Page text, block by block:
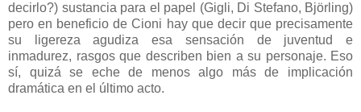
decirlo?) sustancia para el papel (Gigli, Di Stefano, Björling)
pero en beneficio de Cioni hay que decir que precisamente
su ligereza agudiza esa sensación de juventud e
inmadurez, rasgos que describen bien a su personaje. Eso
sí, quizá se eche de menos algo más de implicación
dramática en el último acto.